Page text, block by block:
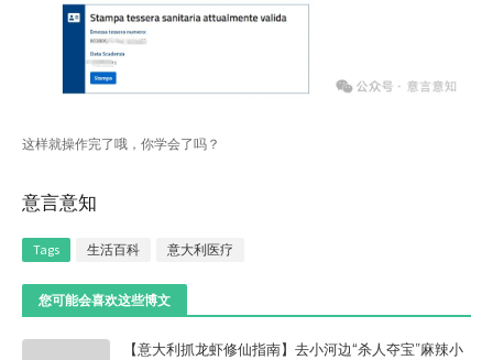
这样就操作完了哦，你学会了吗？
意言意知
Tags 生活百科 意大利医疗
您可能会喜欢这些博文
【意大利抓龙虾修仙指南】去小河边“杀人夺宝”麻辣小